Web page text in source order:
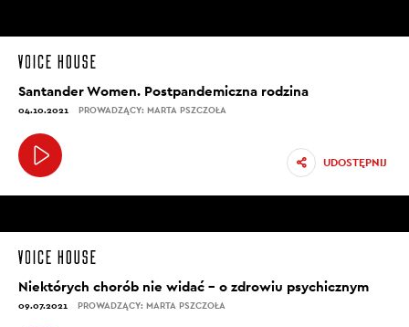
Santander Women. Postpandemiczna rodzina
04.10.2021 PROWADZĄCY: MARTA PSZCZOŁA
UDOSTĘPNIJ
Niektórych chorób nie widać – o zdrowiu psychicznym
09.07.2021 PROWADZĄCY: MARTA PSZCZOŁA